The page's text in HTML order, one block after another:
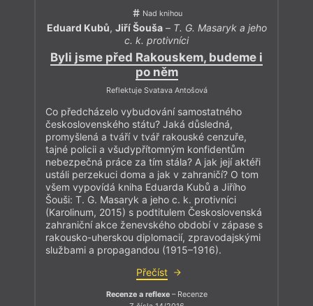
Nad knihou
Eduard Kubů, Jiří Šouša– T. G. Masaryk a jeho
c. k. protivníci
Byli jsme před Rakouskem, budeme i
po něm
Reflektuje Svatava Antošová
Co předcházelo vybudování samostatného
československého státu? Jaká důsledná,
promyšlená a tváří v tvář rakouské cenzuře,
tajné policii a všudypřítomným konfidentům
nebezpečná práce za tím stála? A jak její aktéři
ustáli perzekuci doma a jak v zahraničí? O tom
všem vypovídá kniha Eduarda Kubů a Jiřího
Šouši: T. G. Masaryk a jeho c. k. protivníci
(Karolinum, 2015) s podtitulem Československá
zahraniční akce ženevského období v zápase s
rakousko-uherskou diplomacií, zpravodajskými
službami a propagandou (1915–1916).
Přečíst
Recenze a reflexe– Recenze